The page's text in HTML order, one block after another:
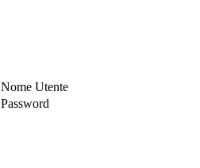
Nome Utente
Password